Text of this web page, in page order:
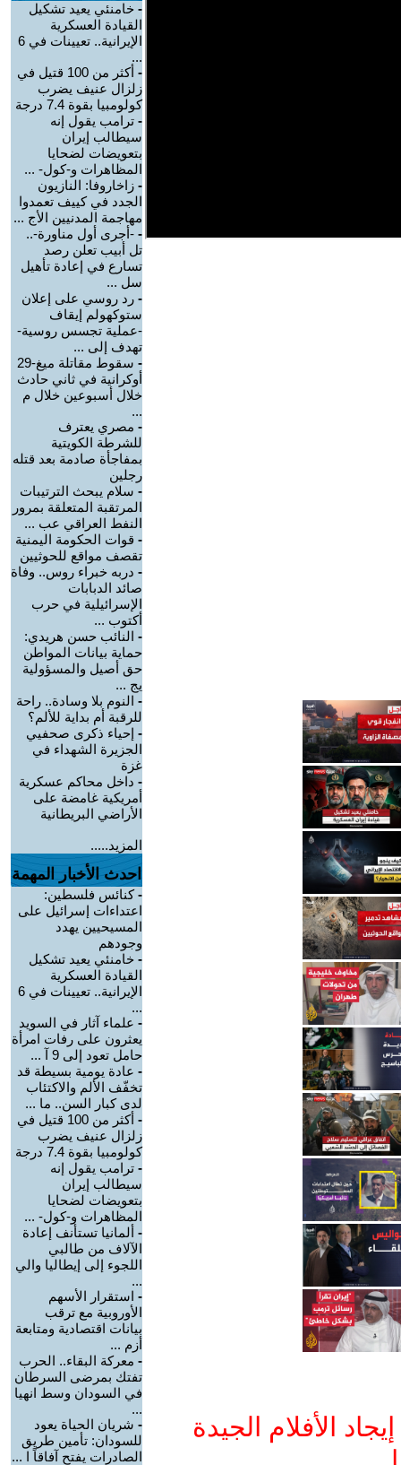
الأفلام الجيدة
- خامنئي يعيد تشكيل
القيادة العسكرية
الإيرانية.. تعيينات في 6
...
-
أكثر من 100 قتيل في
زلزال عنيف يضرب
كولومبيا بقوة 7.4 درجة
- ترامب يقول إنه
سيطالب إيران
بتعويضات لضحايا
المظاهرات و-كول- ...
- زاخاروفا: النازيون
الجدد في كييف تعمدوا
مهاجمة المدنيين الأج ...
- -أجرى أول مناورة-..
تل أبيب تعلن رصد
تسارع في إعادة تأهيل
سل ...
- رد روسي على إعلان
ستوكهولم إيقاف
-عملية تجسس روسية-
تهدف إلى ...
-
سقوط مقاتلة ميغ-29
أوكرانية في ثاني حادث
خلال أسبوعين خلال م
...
- مصري يعترف
للشرطة الكويتية
بمفاجأة صادمة بعد قتله
رجلين
- سلام يبحث الترتيبات
المرتقبة المتعلقة بمرور
النفط العراقي عب ...
- قوات الحكومة اليمنية
تقصف مواقع للحوثيين
- دربه خبراء روس.. وفاة
صائد الدبابات
الإسرائيلية في حرب
أكتوب ...
- النائب حسن هريدي:
حماية بيانات المواطن
حق أصيل والمسؤولية
يج ...
- النوم بلا وسادة.. راحة
للرقبة أم بداية للألم؟
- إحياء ذكرى صحفيي
الجزيرة الشهداء في
غزة
- داخل محاكم عسكرية
أمريكية غامضة على
الأراضي البريطانية
المزيد.....
احدث الأخبار المهمة
-كنائس فلسطين:
اعتداءات إسرائيل على
المسيحيين يهدد
وجودهم
- خامنئي يعيد تشكيل
القيادة العسكرية
الإيرانية.. تعيينات في 6
...
- علماء آثار في السويد
يعثرون على رفات امرأة
حامل تعود إلى 9 آ ...
- عادة يومية بسيطة قد
تخفّف الألم والاكتئاب
لدى كبار السن.. ما ...
-
أكثر من 100 قتيل في
زلزال عنيف يضرب
كولومبيا بقوة 7.4 درجة
- ترامب يقول إنه
سيطالب إيران
بتعويضات لضحايا
المظاهرات و-كول- ...
- ألمانيا تستأنف إعادة
الآلاف من طالبي
اللجوء إلى إيطاليا والي
...
- استقرار الأسهم
الأوروبية مع ترقب
بيانات اقتصادية ومتابعة
أزم ...
- معركة البقاء.. الحرب
تفتك بمرضى السرطان
في السودان وسط انهيا
...
- شريان الحياة يعود
للسودان: تأمين طريق
الصادرات يفتح آفاقاً ا ...